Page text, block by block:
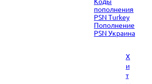
пополнения
PSN Turkey
Пополнение
PSN Украина
Х
и
т